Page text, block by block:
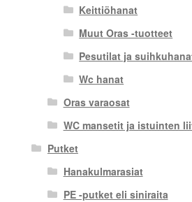
Keittiöhanat
Muut Oras -tuotteet
Pesutilat ja
Wc hanat
Oras varaosat
WC mansetit ja istuinten
Putket
Hanakulmarasiat
PE -putket eli siniraita